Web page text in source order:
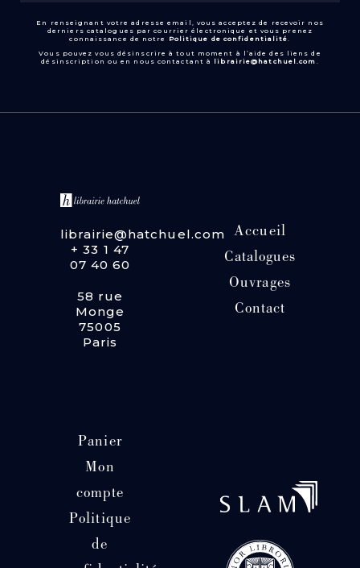
En renseignant votre adresse email, vous acceptez de recevoir nos
derniers catalogues par courrier électronique et vous prenez
connaissance de notre
Politique de confidentialité.
Vous pouvez vous désinscrire à tout moment à l’aide des liens de
désinscription ou en nous contactant à librairie@hatchuel.com .
librairie@hatchuel.com
+ 33 1 47
07 40 60
58 rue
Monge
75005
Paris
Accueil
Catalogues
Ouvrages
Contact
Panier
Mon
compte
Politique
de